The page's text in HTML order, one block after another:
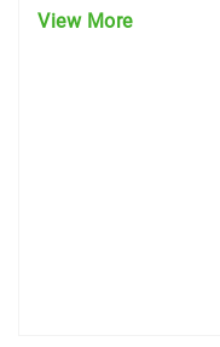
View More